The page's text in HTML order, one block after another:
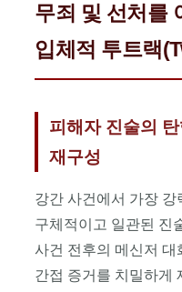
및
대행,
시스템.
무죄 및 선처를
입체적 투트랙
피해자 진술의
재구성
강간 사건에서 가장 강
구체적이고 일관된 진
사건 전후의 메신저 대
간접 증거를 치밀하게